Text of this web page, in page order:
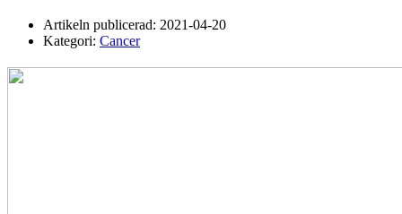
Artikeln publicerad: 2021-04-20
Kategori: Cancer